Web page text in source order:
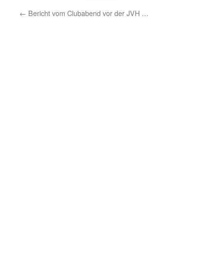
← Bericht vom Clubabend vor der JVH …